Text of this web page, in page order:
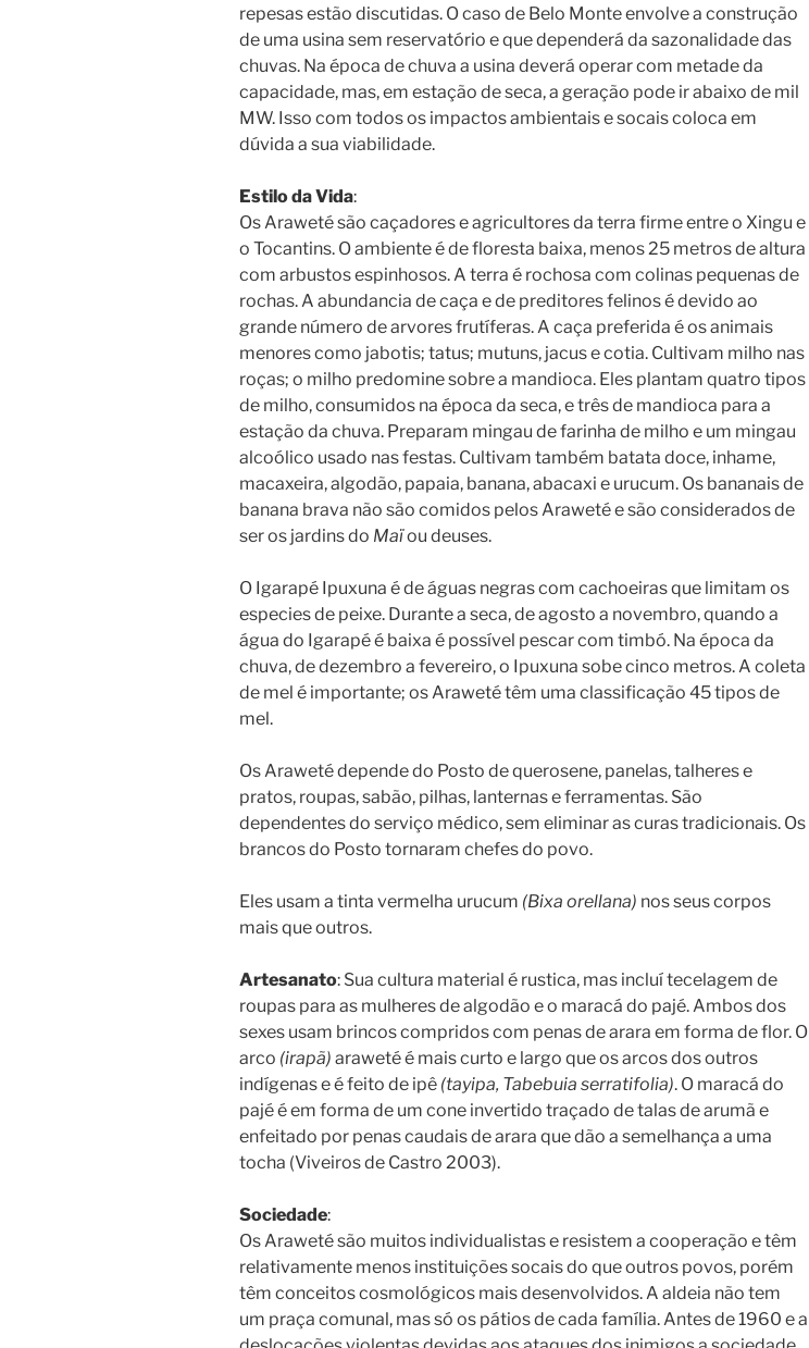
repesas estão discutidas. O caso de Belo Monte envolve a construção
de uma usina sem reservatório e que dependerá da sazonalidade das
chuvas. Na época de chuva a usina deverá operar com metade da
capacidade, mas, em estação de seca, a geração pode ir abaixo de mil
MW. Isso com todos os impactos ambientais e socais coloca em
dúvida a sua viabilidade.
Estilo da Vida:
Os Araweté são caçadores e agricultores da terra firme entre o Xingu e
o Tocantins. O ambiente é de floresta baixa, menos 25 metros de altura
com arbustos espinhosos. A terra é rochosa com colinas pequenas de
rochas. A abundancia de caça e de preditores felinos é devido ao
grande número de arvores frutíferas. A caça preferida é os animais
menores como jabotis; tatus; mutuns, jacus e cotia. Cultivam milho nas
roças; o milho predomine sobre a mandioca. Eles plantam quatro tipos
de milho, consumidos na época da seca, e três de mandioca para a
estação da chuva. Preparam mingau de farinha de milho e um mingau
alcoólico usado nas festas. Cultivam também batata doce, inhame,
macaxeira, algodão, papaia, banana, abacaxi e urucum. Os bananais de
banana brava não são comidos pelos Araweté e são considerados de
ser os jardins do Maïou deuses.
O Igarapé Ipuxuna é de águas negras com cachoeiras que limitam os
especies de peixe. Durante a seca, de agosto a novembro, quando a
água do Igarapé é baixa é possível pescar com timbó. Na época da
chuva, de dezembro a fevereiro, o Ipuxuna sobe cinco metros. A coleta
de mel é importante; os Araweté têm uma classificação 45 tipos de
mel.
Os Araweté depende do Posto de querosene, panelas, talheres e
pratos, roupas, sabão, pilhas, lanternas e ferramentas. São
dependentes do serviço médico, sem eliminar as curas tradicionais. Os
brancos do Posto tornaram chefes do povo.
Eles usam a tinta vermelha urucum (Bixa orellana) nos seus corpos
mais que outros.
Artesanato: Sua cultura material é rustica, mas incluí tecelagem de
roupas para as mulheres de algodão e o maracá do pajé. Ambos dos
sexes usam brincos compridos com penas de arara em forma de flor. O
arco (irapã) araweté é mais curto e largo que os arcos dos outros
indígenas e é feito de ipê (tayipa, Tabebuia serratifolia). O maracá do
pajé é em forma de um cone invertido traçado de talas de arumã e
enfeitado por penas caudais de arara que dão a semelhança a uma
tocha (Viveiros de Castro 2003).
Sociedade:
Os Araweté são muitos individualistas e resistem a cooperação e têm
relativamente menos instituições socais do que outros povos, porém
têm conceitos cosmológicos mais desenvolvidos. A aldeia não tem
um praça comunal, mas só os pátios de cada família. Antes de 1960 e a